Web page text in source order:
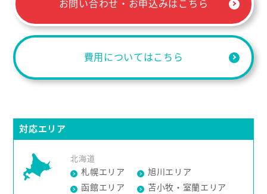
お問い合わせ・お申込みはこちら
費用についてはこちら
対応エリア
北海道
札幌エリア
旭川エリア
函館エリア
苫小牧・室蘭エリア